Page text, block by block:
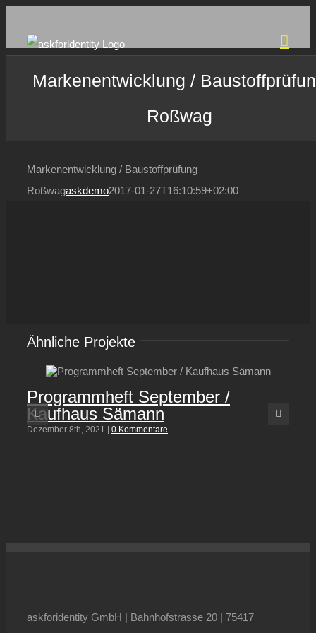
Inhalt
springen
Markenentwicklung /
Roßwag
Markenentwicklung / Baustoffprüfung
Roßwagaskdemo2017-01-27T16:10:59+02:00
Ähnliche Projekte
Programmheft September /
Kaufhaus Sämann
Dezember 8th, 2021 0 Kommentare
askforidentity GmbH | Bahnhofstrasse 20 | 75417